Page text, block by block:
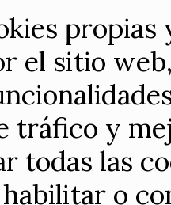
el sitio
tráfico y
todas las
habilitar o